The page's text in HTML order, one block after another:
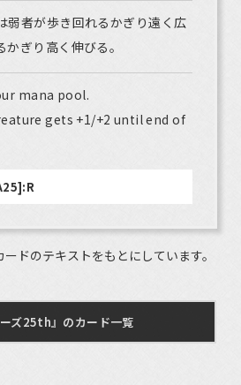
弱者が歩き回れるかぎり遠く広
ぎり高く伸びる。
mana pool.
gets +1/+2 until end of
ドのテキストをもとにしています。
ーズ25th』のカード一覧